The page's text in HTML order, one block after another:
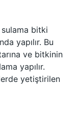
bitki
yapılır. Bu
ve bitkinin
yapılır.
yetiştirilen